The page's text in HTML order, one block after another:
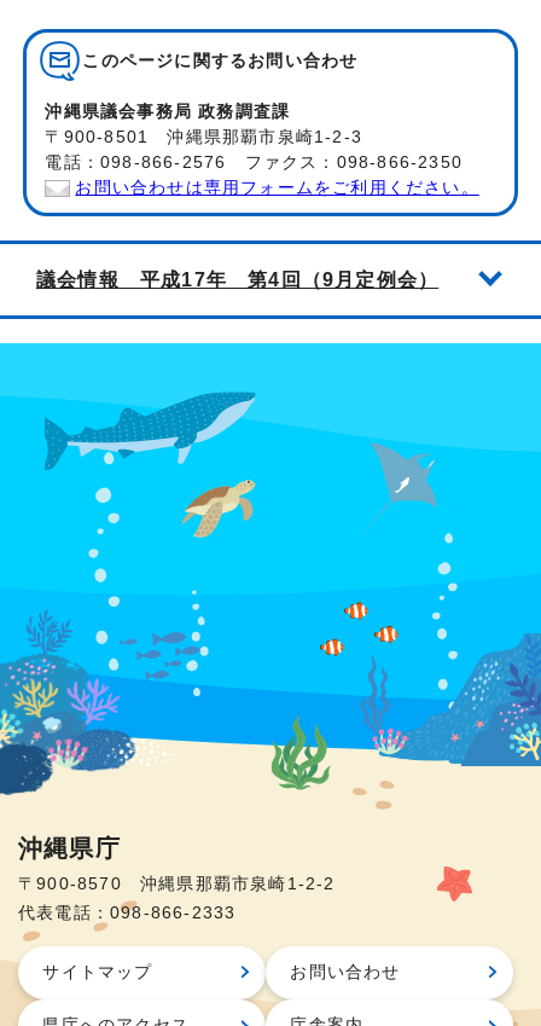
このページに関する お問い合わせ
沖縄県議会事務局 政務調査課
〒900-8501 沖縄県那覇市泉崎1-2-3
電話：098-866-2576 ファクス：098-866-2350
お問い合わせは専用フォームをご利用ください。
議会情報 平成17年 第4回（9月定例会）
沖縄県庁
〒900-8570 沖縄県那覇市泉崎1-2-2
代表電話：098-866-2333
サイトマップ お問い合わせ